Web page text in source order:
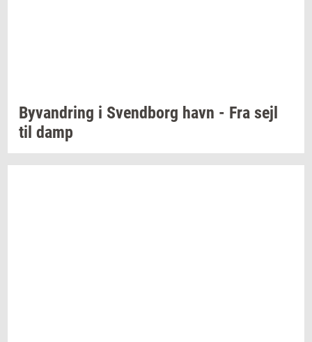
Byvan­dring i Svend­borg havn - Fra sejl
til damp